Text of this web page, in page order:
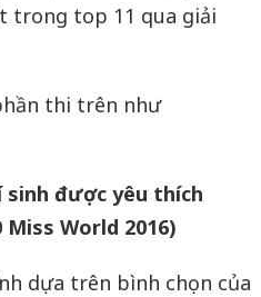
trong top 11 qua giải
thi trên như
sinh được yêu thích
World 2016)
dựa trên bình chọn của